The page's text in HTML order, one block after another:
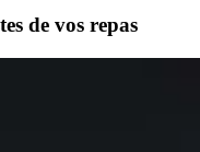
de vos repas